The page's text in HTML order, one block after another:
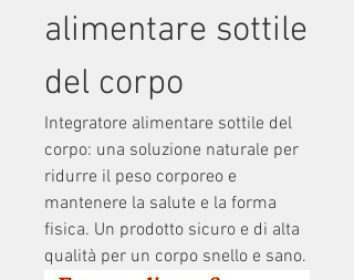
alimentare sottile
del corpo
Integratore alimentare sottile del
corpo: una soluzione naturale per
ridurre il peso corporeo e
mantenere la salute e la forma
fisica. Un prodotto sicuro e di alta
qualità per un corpo snello e sano.